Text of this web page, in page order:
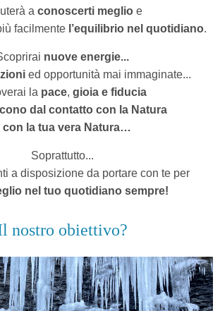
a conoscerti meglioe
facilmente l’equilibrio nel quotidiano.
nuove energie...
ed opportunità mai immaginate...
la pace, gioia e fiducia
dal contatto con la Natura
con la tua vera Natura…
Soprattutto...
a disposizione da portare con te per
nel tuo quotidiano sempre!
nostro obiettivo?